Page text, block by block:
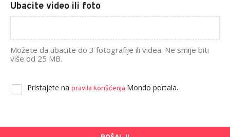
Ubacite video ili foto
Možete da ubacite do 3 fotografije ili videa. Ne smije biti
više od 25 MB.
Pristajete na pravila korišćenja Mondo portala.